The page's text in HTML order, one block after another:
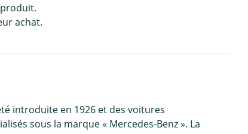
achat.
introduite en 1926 et des voitures
sous la marque « Mercedes-Benz ». La